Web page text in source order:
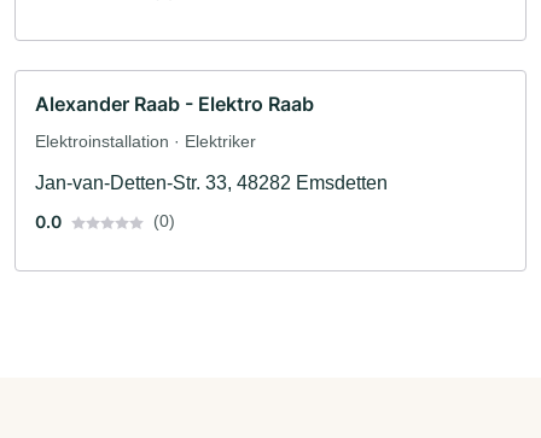
Alexander Raab - Elektro Raab
Elektroinstallation · Elektriker
Jan-van-Detten-Str. 33, 48282 Emsdetten
0.0
(0)